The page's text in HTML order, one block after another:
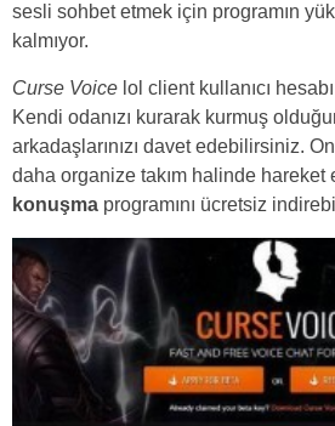
sesli sohbet etmek için programın
kalmıyor.
Curse Voice lol client kullanıcı
Kendi odanızı kurarak kurmuş
arkadaşlarınızı davet edebilirsiniz.
daha organize takım halinde hareket
konuşma programını ücretsiz